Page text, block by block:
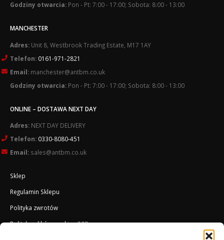
Godziny otwarcia: Pon - Pt: 7:00 - 17:00; Sobota: 8:00 - 13:00
MANCHESTER
Adres: Unit 8, Westbrook Trading Estate, M17 1AY
Telefon: 0161-971-2821
Email: manchester@antbm.co.uk
Godziny otwarcia: Pon - Pt: 7:00 - 17:00; Sobota: 8:00 - 13:00
ONLINE – DOSTAWA NEXT DAY
Adres: NEXT DAY DELIVERY
Telefon: 0330-8080-451
Email: sales@antbm.co.uk
Sklep
Regulamin Sklepu
Polityka zwrotów
Polityka plików cookies (UK)